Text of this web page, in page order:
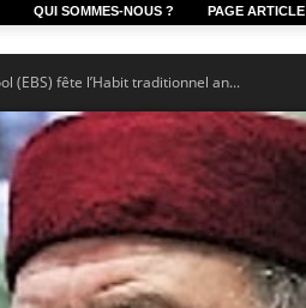
femme.tn
QUI SOMMES-NOUS ? PAGE ARTICLE
(EBS) fête l’Habit traditionnel an...